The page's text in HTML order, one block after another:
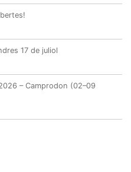
17 de juliol
– Camprodon (02–09